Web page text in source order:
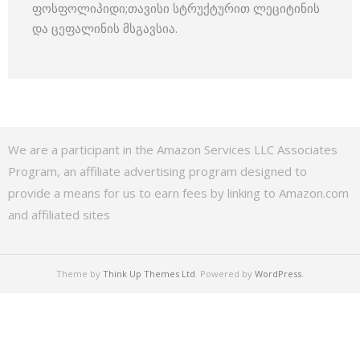
ფოსფოლიპიდი;თავისი სტრუქტურით ლეციტინის
და ცეფალინის მსგავსია.
We are a participant in the Amazon Services LLC Associates
Program, an affiliate advertising program designed to
provide a means for us to earn fees by linking to Amazon.com
and affiliated sites
Theme by Think Up Themes Ltd. Powered by WordPress.